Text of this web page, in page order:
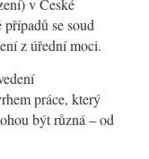
v České
se soud
z úřední moci.
práce, který
být různá – od